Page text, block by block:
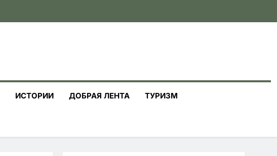
ИСТОРИИ ДОБРАЯ ЛЕНТА ТУРИЗМ